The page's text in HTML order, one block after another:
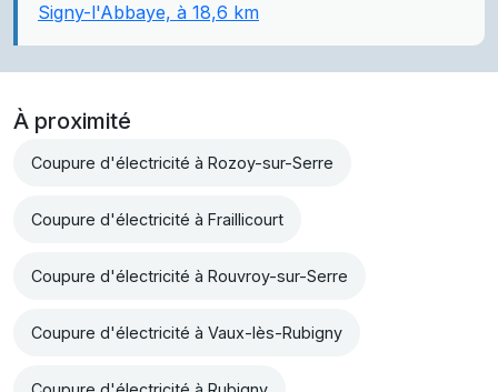
Signy-l'Abbaye, à 18,6 km
À proximité
Coupure d'électricité à Rozoy-sur-Serre
Coupure d'électricité à Fraillicourt
Coupure d'électricité à Rouvroy-sur-Serre
Coupure d'électricité à Vaux-lès-Rubigny